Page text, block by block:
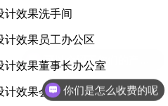
你们是怎么收费的呢